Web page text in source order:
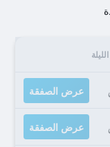
عرض الصفقة
عرض الصفقة